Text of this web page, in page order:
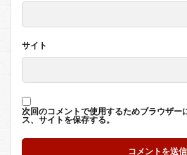
サイト
次回のコメントで使用するためブラウザー
ス、サイトを保存する。